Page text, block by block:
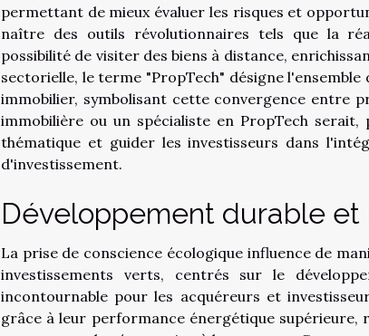
permettant de mieux évaluer les risques et
naître des outils révolutionnaires tels que la
possibilité de visiter des biens à distance,
sectorielle, le terme "PropTech" désigne
immobilier, symbolisant cette convergence entre
immobilière ou un spécialiste en PropTech
thématique et guider les investisseurs dans
d'investissement.
Développement durable et
La prise de conscience écologique influence de
investissements verts, centrés sur le
incontournable pour les acquéreurs et
grâce à leur performance énergétique supérieure,